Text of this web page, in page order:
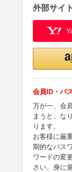
外部サイ
会員ID・パ
万が一、会
まうと、な
ります。
お客様に厳
期的なパス
ワードの変
さい。身に